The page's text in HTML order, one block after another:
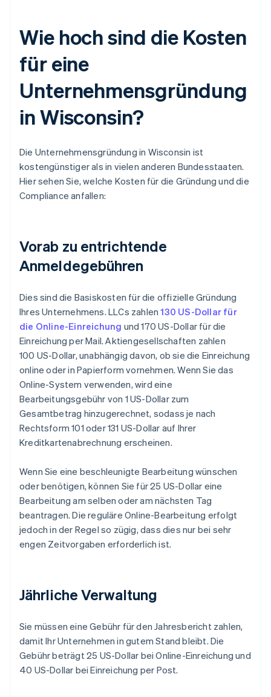
Wie hoch sind die Kosten
für eine
Unternehmensgründung
in Wisconsin?
Die Unternehmensgründung in Wisconsin ist
kostengünstiger als in vielen anderen Bundesstaaten.
Hier sehen Sie, welche Kosten für die Gründung und die
Compliance anfallen:
Vorab zu entrichtende
Anmeldegebühren
Dies sind die Basiskosten für die offizielle Gründung
Ihres Unternehmens. LLCs zahlen130 US-Dollar für
die Online-Einreichung und 170 US-Dollar für die
Einreichung per Mail. Aktiengesellschaften zahlen
100 US-Dollar, unabhängig davon, ob sie die Einreichung
online oder in Papierform vornehmen. Wenn Sie das
Online-System verwenden, wird eine
Bearbeitungsgebühr von 1 US-Dollar zum
Gesamtbetrag hinzugerechnet, sodass je nach
Rechtsform 101 oder 131 US-Dollar auf Ihrer
Kreditkartenabrechnung erscheinen.
Wenn Sie eine beschleunigte Bearbeitung wünschen
oder benötigen, können Sie für 25 US-Dollar eine
Bearbeitung am selben oder am nächsten Tag
beantragen. Die reguläre Online-Bearbeitung erfolgt
jedoch in der Regel so zügig, dass dies nur bei sehr
engen Zeitvorgaben erforderlich ist.
Jährliche Verwaltung
Sie müssen eine Gebühr für den Jahresbericht zahlen,
damit Ihr Unternehmen in gutem Stand bleibt. Die
Gebühr beträgt 25 US-Dollar bei Online-Einreichung und
40 US-Dollar bei Einreichung per Post.